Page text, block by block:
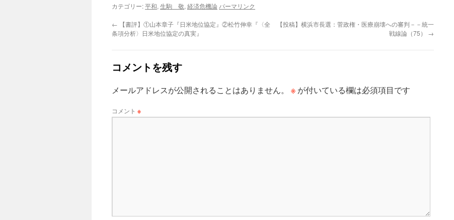
カテゴリー:平和, 生駒 敬, 経済危機論 パーマリンク
← 【書評】①山本章子『日米地位協定』②松竹伸幸『〈全
条項分析〉日米地位協定の真実』
【投稿】横浜市長選：菅政権・医療崩壊への審判－－統一
戦線論（75） →
コメントを残す
メールアドレスが公開されることはありません。 ※ が付いている欄は必須項目です
コメント ※